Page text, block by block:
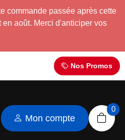
commande passée après cette
août. Merci d'anticiper vos
Nos Promos
Mon compte
0